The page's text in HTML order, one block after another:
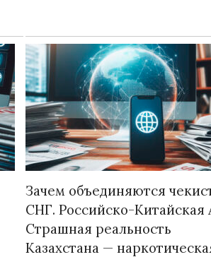
Зачем объединяются
СНГ. Российско-Китайская
Страшная реальность
Казахстана —